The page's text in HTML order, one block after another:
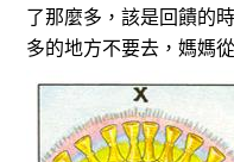
了那麼多，該是回饋的
多的地方不要去，媽媽